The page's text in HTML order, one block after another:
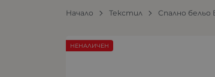
Начало Текстил Спално бельо
НЕНАЛИЧЕН